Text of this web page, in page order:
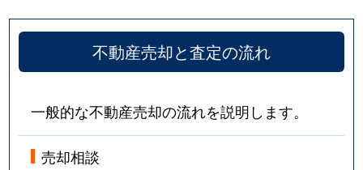
不動産売却と査定の流れ
一般的な不動産売却の流れを説明します。
売却相談